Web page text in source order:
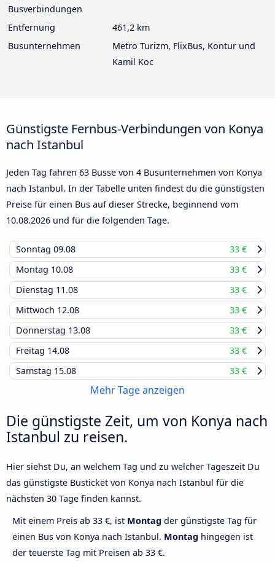
Busverbindungen
Entfernung
461,2 km
Busunternehmen
Metro Turizm, FlixBus, Kontur und
Kamil Koc
Günstigste Fernbus-Verbindungen von Konya
nach Istanbul
Jeden Tag fahren 63 Busse von 4 Busunternehmen von Konya
nach Istanbul. In der Tabelle unten findest du die günstigsten
Preise für einen Bus auf dieser Strecke, beginnend vom
10.08.2026 und für die folgenden Tage.
Sonntag 09.08
33 €
Montag 10.08
33 €
Dienstag 11.08
33 €
Mittwoch 12.08
33 €
Donnerstag 13.08
33 €
Freitag 14.08
33 €
Samstag 15.08 33 €
Mehr Tage anzeigen
Die günstigste Zeit, um von Konya nach
Istanbul zu reisen.
Hier siehst Du, an welchem Tag und zu welcher Tageszeit Du
das günstigste Busticket von Konya nach Istanbul für die
nächsten 30 Tage finden kannst.
Mit einem Preis ab 33 €, ist Montag der günstigste Tag für
einen Bus von Konya nach Istanbul. Montag hingegen ist
der teuerste Tag mit Preisen ab 33 €.